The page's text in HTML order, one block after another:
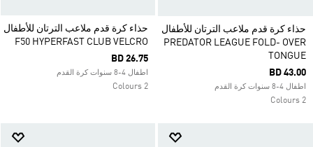
حذاء كرة قدم ملاعب الترتان للأطفال
PREDATOR LEAGUE FOLD- OVER
TONGUE
BD 43.00
اطفال 4-8 سنوات كرة القدم
2 Colours
حذاء كرة قدم ملاعب الترتان للأطفال
F50 HYPERFAST CLUB VELCRO
BD 26.75
اطفال 4-8 سنوات كرة القدم
2 Colours